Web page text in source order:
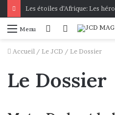
Menu Connexion
Voir
Accueil / Le JCD / Le Dossier
Le Dossier